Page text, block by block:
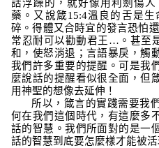
話浮躁的，就好像用利劍傷人
藥 。又說箴15:4溫良的舌是生
碎。得體又合時宜的發言恐怕
常忍耐可以勸動君王 …。甚至
和，使怒消退；言語暴戾，觸
我們許多重要的提醒。可是我
麼說話的提醒看似很全面，但
用神聖的想像去延伸！
所以，箴言的實踐需要我
何在我們這個時代，有這麼多
話的智慧。我們所面對的是一
話的智慧到底要怎麼樣才能被活